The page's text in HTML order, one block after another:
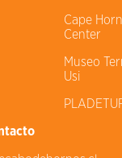
Cape
Center
Museo
Usi